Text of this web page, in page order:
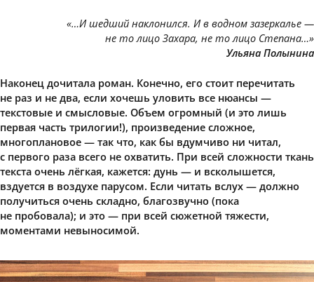
«…И шедший наклонился. И в водном зазеркалье —
не то лицо Захара, не то лицо Степана…»
Ульяна Полынина
Наконец дочитала роман. Конечно, его стоит перечитать
не раз и не два, если хочешь уловить все нюансы —
текстовые и смысловые. Объем огромный (и это лишь
первая часть трилогии!), произведение сложное,
многоплановое — так что, как бы вдумчиво ни читал,
с первого раза всего не охватить. При всей сложности ткань
текста очень лёгкая, кажется: дунь — и всколышется,
вздуется в воздухе парусом. Если читать вслух — должно
получиться очень складно, благозвучно (пока
не пробовала); и это — при всей сюжетной тяжести,
моментами невыносимой.